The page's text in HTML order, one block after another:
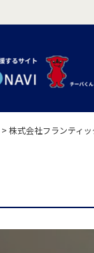
> 株式会社フランティッ